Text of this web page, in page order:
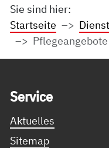
Sie sind hier:
Startseite
Pflegeangebote
Ser­vice
Aktuelles
Sitemap